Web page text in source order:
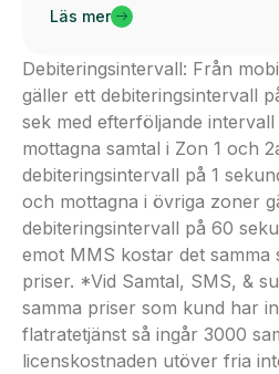
Läs mer
Debiteringsintervall: Från
gäller ett debiteringsintervall
sek med efterföljande
mottagna samtal i Zon 1 och
debiteringsintervall på 1
och mottagna i övriga zoner
debiteringsintervall på 60
emot MMS kostar det samma
priser. *Vid Samtal, SMS, &
samma priser som kund har
flatratetjänst så ingår 3000
licenskostnaden utöver fria